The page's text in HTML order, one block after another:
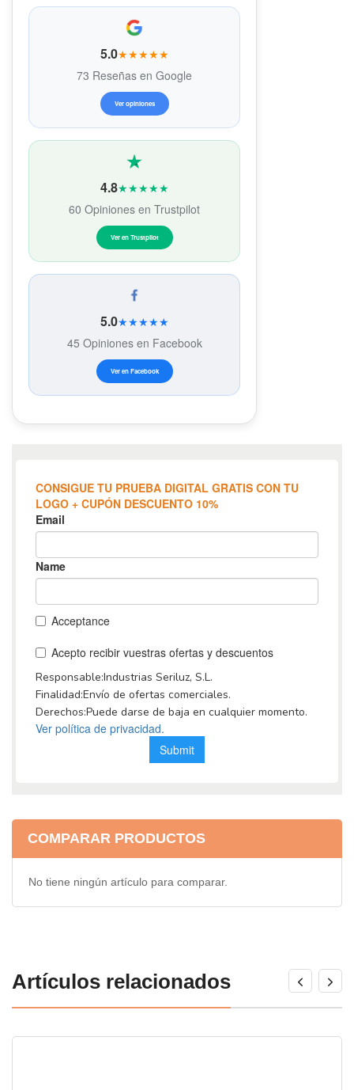
5.0★★★★★
73 Reseñas en Google
Ver opiniones
4.8★★★★★
60 Opiniones en Trustpilot
Ver en Trustpilot
5.0★★★★★
45 Opiniones en Facebook
Ver en Facebook
COMPARAR PRODUCTOS
No tiene ningún artículo para comparar.
Artículos relacionados